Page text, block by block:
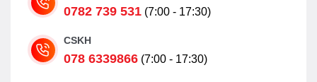
0782 739 531 (7:00 - 17:30)
CSKH
078 6339866 (7:00 - 17:30)